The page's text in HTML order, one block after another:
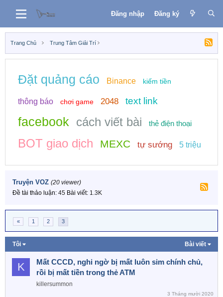
Đăng nhập Đăng ký
Trang Chủ Trung Tâm Giải Trí
Đặt quảng cáo Binance kiếm tiền
thông báo chơi game 2048 text link
facebook cách viết bài thẻ điện thoại
BOT giao dịch MEXC tự sướng 5 triệu
Truyện VOZ (20 viewer)
Đề tài thảo luận 45 Bài viết 1.3K
« 1 2 3
Tôi Bài viết
K
Mất CCCD, nghi ngờ bị mất luôn sim chính chủ,
rồi bị mất tiền trong thẻ ATM
killersummon
3 Tháng mười 2020